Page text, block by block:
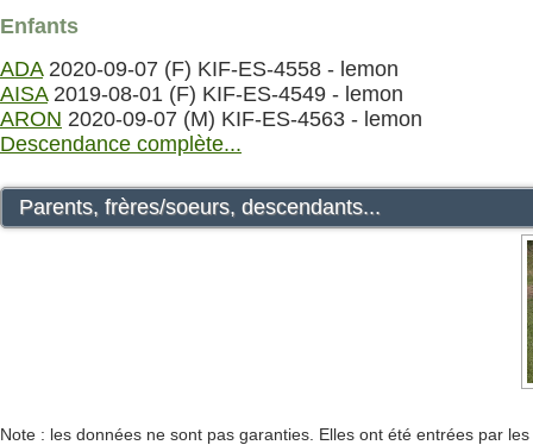
Enfants
ADA2020-09-07 (F) KIF-ES-4558 - lemon
AISA2019-08-01 (F) KIF-ES-4549 - lemon
ARON 2020-09-07 (M) KIF-ES-4563 - lemon
Descendance complète...
Parents, frères/soeurs, descendants...
Note : les données ne sont pas garanties. Elles ont été entrées par